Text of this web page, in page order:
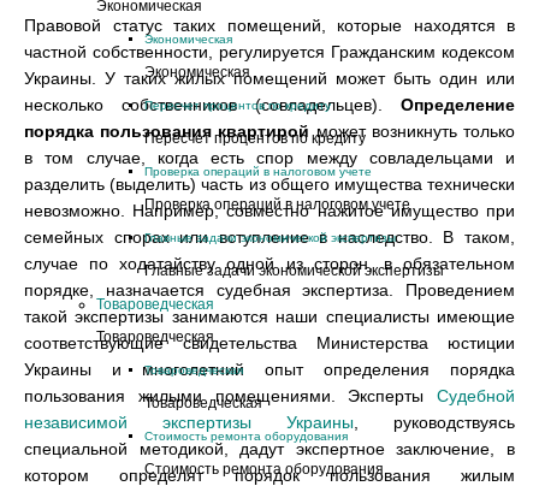
Экономическая
Экономическая
Экономическая
Пересчет процентов по кредиту
Пересчет процентов по кредиту
Проверка операций в налоговом учете
Проверка операций в налоговом учете
Главные задачи экономической экспертизы
Главные задачи экономической экспертизы
Товароведческая
Товароведческая
Товароведческая
Товароведческая
Стоимость ремонта оборудования
Стоимость ремонта оборудования
Правовой статус таких помещений, которые находятся в
частной собственности, регулируется Гражданским кодексом
Украины. У таких жилых помещений может быть один или
несколько собственников (совладельцев). Определение
порядка пользования квартиройможет возникнуть только
в том случае, когда есть спор между совладельцами и
разделить (выделить) часть из общего имущества технически
невозможно. Например, совместно нажитое имущество при
семейных спорах или вступление в наследство. В таком,
случае по ходатайству одной из сторон, в обязательном
порядке, назначается судебная экспертиза. Проведением
такой экспертизы занимаются наши специалисты имеющие
соответствующие свидетельства Министерства юстиции
Украины и многолетний опыт определения порядка
пользования жилыми помещениями. Эксперты Судебной
независимой экспертизы Украины , руководствуясь
специальной методикой, дадут экспертное заключение, в
котором определят порядок пользования жилым